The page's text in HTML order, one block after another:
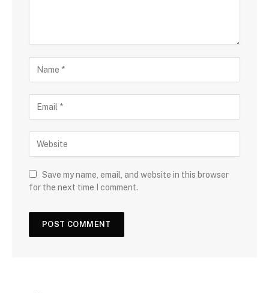
Save my name, email, and website in this browser
for the next time I comment.